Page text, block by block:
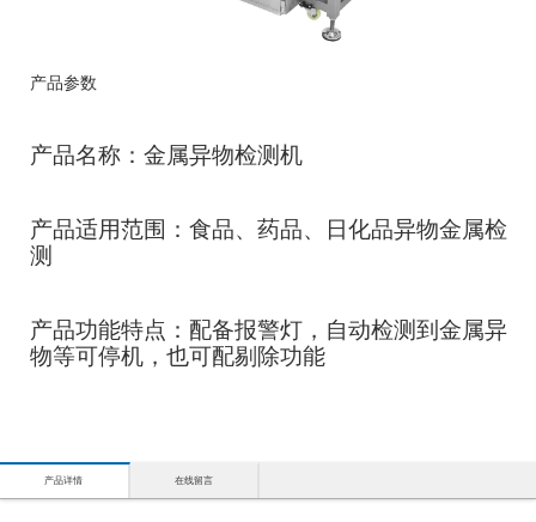
产品参数
产品名称：金属异物检测机
产品适用范围：食品、药品、日化品异物金属检
测
产品功能特点：配备报警灯，自动检测到金属异
物等可停机，也可配剔除功能
产品详情 在线留言